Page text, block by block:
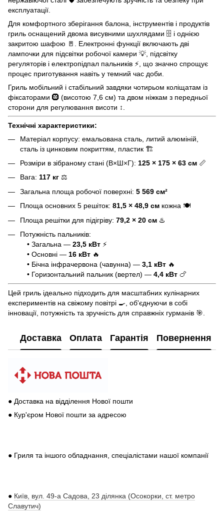
експлуатації.
Для комфортного зберігання балона, інструментів і продуктів
гриль оснащений двома висувними шухлядами 🗄️ і однією
закритою шафою 🚪. Електронні функції включають дві
лампочки для підсвітки робочої камери 💡, підсвітку
регуляторів і електропідпал пальників ⚡, що значно спрощує
процес приготування навіть у темний час доби.
Гриль мобільний і стабільний завдяки чотирьом коліщатам із
фіксаторами 🛞 (висотою 7,6 см) та двом ніжкам з передньої
сторони для регулювання висоти ↕️.
Технічні характеристики:
Матеріал корпусу: емальована сталь, литий алюміній,
сталь із цинковим покриттям, пластик 🏗️
Розміри в зібраному стані (В×Ш×Г): 125 × 175 × 63 см 📏
Вага: 117 кг ⚖️
Загальна площа робочої поверхні: 5 569 см²
Площа основних 5 решіток: 81,5 × 48,9 см кожна 🍽️
Площа решітки для підігріву: 79,2 × 20 см ♨️
Потужність пальників:
• Загальна — 23,5 кВт ⚡
• Основні — 16 кВт 🔥
• Бічна інфрачервона (чавунна) — 3,1 кВт 🔥
• Горизонтальний пальник (вертел) — 4,4 кВт 🍗
Цей гриль ідеально підходить для масштабних кулінарних
експериментів на свіжому повітрі 🍳, об'єднуючи в собі
інновації, потужність та зручність для справжніх гурманів 🎯.
Доставка Оплата Гарантія Повернення
● Доставка на відділення Нової пошти
● Кур'єром Нової пошти за адресою
● Гриля та іншого обладнання, спеціалістами нашої компанії
● Київ, вул. 49-а Садова, 23 ділянка (Осокорки, ст. метро
Славутич)